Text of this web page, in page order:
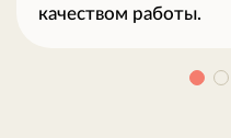
качеством работы.